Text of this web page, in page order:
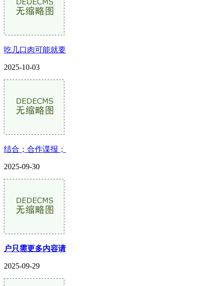
吃几口肉可能就要
2025-10-03
结合；合作谍报；
2025-09-30
户只需更多内容请
2025-09-29